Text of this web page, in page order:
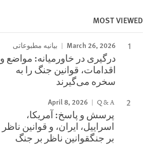
MOST VIEWED
March 26, 2026 بیانیه مطبوعاتی
درگیری در خاورمیانه: مواضع و
اقدامات، قوانین جنگ را به
سخره می‌گیرند
April 8, 2026 Q & A
پرسش و پاسخ: آمریکا،
اسراییل، ایران، و قوانین ناظر
بر جنگقوانین ناظر بر جنگ